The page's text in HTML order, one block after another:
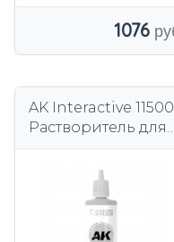
1076
AK Interactive 11500
Растворитель для
поколения, 100 мл